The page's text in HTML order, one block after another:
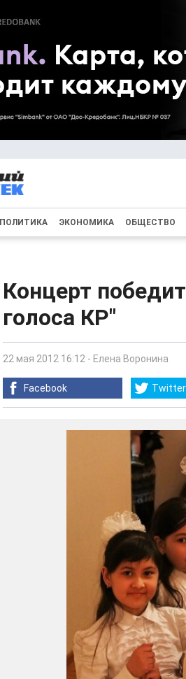
ПОЛИТИКА ЭКОНОМИКА ОБЩЕСТВО
Концерт
голоса КР"
22 мая 2012 16:12 - Елена Воронина
Facebook Twitter